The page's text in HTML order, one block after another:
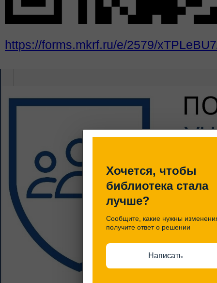
Хочется, чтобы
библиотека стала
лучше?
Сообщите, какие нужны
получите ответ о решении
Написать
https://forms.mkrf.ru/e/2579/